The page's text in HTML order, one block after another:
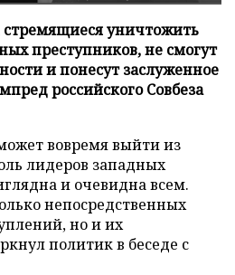
уничтожить
преступников, не смогут
и понесут заслуженное
российского Совбеза
вовремя выйти из
лидеров западных
и очевидна всем.
непосредственных
но и их
политик в беседе с